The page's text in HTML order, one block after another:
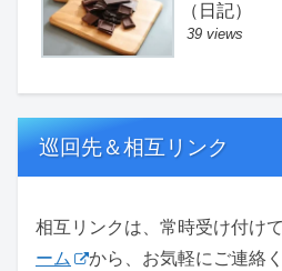
（日記）
39 views
巡回先＆相互リンク
相互リンクは、常時受け付け
ーム
から、お気軽にご連絡く